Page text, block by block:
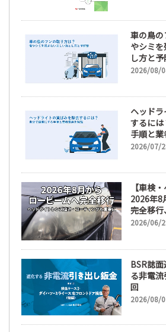
車の鳥
やシミ
し方と
2026/08/
ヘッド
するに
手順と
2026/07/
【車検
2026年8
完全移
ズ磨き・
2026/06/
BSR誌
る非電
回
2026/08/